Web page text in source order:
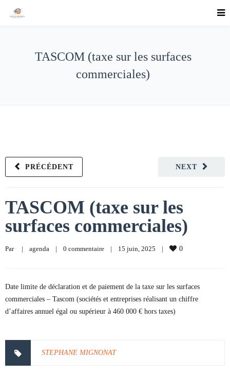
TASCOM (taxe sur les surfaces
commerciales)
NEXT
PRÉCÉDENT
TASCOM (taxe sur les
surfaces commerciales)
Par | agenda | 0 commentaire | 15 juin, 2025 | 0
Date limite de déclaration et de paiement de la taxe sur les surfaces
commerciales – Tascom (sociétés et entreprises réalisant un chiffre
d’affaires annuel égal ou supérieur à 460 000 € hors taxes)
STEPHANE MIGNONAT